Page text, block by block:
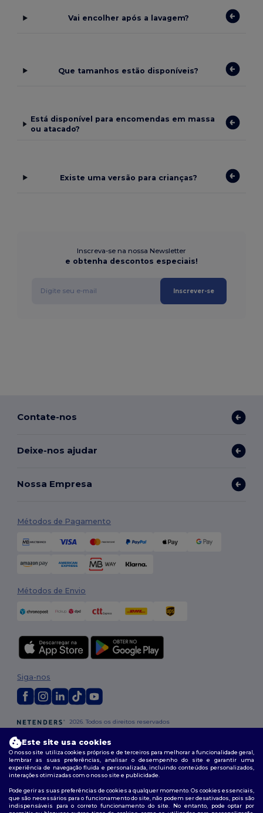
Vai encolher após a lavagem?
Que tamanhos estão disponíveis?
Está disponível para encomendas em massa
ou atacado?
Existe uma versão para crianças?
Inscreva-se na nossa Newsletter
e obtenha descontos especiais!
Inscrever-se
Contate-nos
Deixe-nos ajudar
Nossa Empresa
Métodos de Pagamento
Métodos de Envio
2026. Todos os direitos reservados
|Política de cookies|Mapa do Site
Siga-nos
Este site usa cookies
O nosso site utiliza cookies próprios e de terceiros para melhorar a funcionalidade geral,
lembrar as suas preferências, analisar o desempenho do site e garantir uma
experiência de navegação fluida e personalizada, incluindo conteúdos personalizados,
interações otimizadas com o nosso site e publicidade.
Pode gerir as suas preferências de cookies a qualquer momento. Os cookies essenciais,
que são necessários para o funcionamento do site, não podem ser desativados, pois são
indispensáveis para o correto funcionamento do site. No entanto, pode optar por